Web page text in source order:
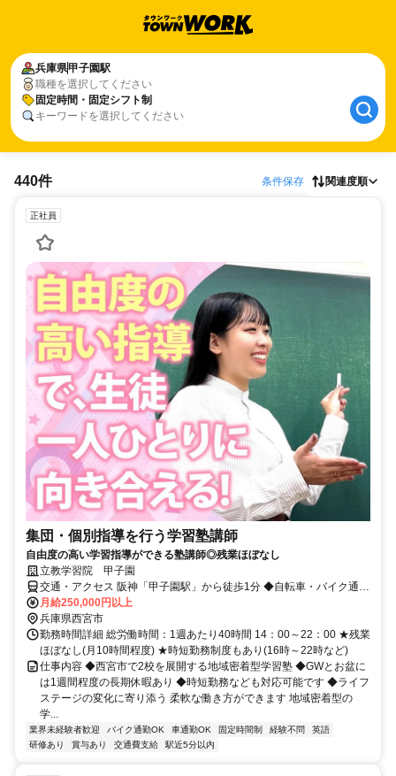
兵庫県甲子園駅
職種を選択してください
固定時間・固定シフト制
キーワードを選択してください
440件 条件保存 関連度順
正社員
集団・個別指導を行う学習塾講師
自由度の高い学習指導ができる塾講師◎残業ほぼなし
立教学習院 甲子園
交通・アクセス 阪神「甲子園駅」から徒歩1分 ◆自転車・バイク通勤
OK（車通勤は応相談）
月給250,000円以上
兵庫県西宮市
勤務時間詳細 総労働時間：1週あたり40時間 14：00～22：00 ★残業
ほぼなし(月10時間程度) ★時短勤務制度もあり(16時～22時など)
仕事内容 ◆西宮市で2校を展開する地域密着型学習塾 ◆GWとお盆に
は1週間程度の長期休暇あり ◆時短勤務なども対応可能です ◆ライフ
ステージの変化に寄り添う 柔軟な働き方ができます 地域密着型の
学...
業界未経験者歓迎 バイク通勤OK 車通勤OK 固定時間制 経験不問
英語
研修あり
賞与あり 交通費支給 駅近5分以内